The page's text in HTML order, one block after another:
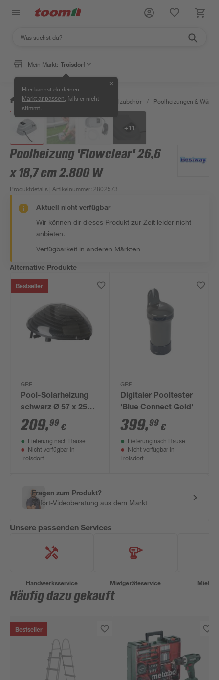
Mein Markt: Troisdorf
Hier kannst du deinen
Markt anpassen , falls er nicht
stimmt.
✕
/ Garten & Freizeit / Pools & Poolzubehör / Poolheizungen &
+11
Poolheizung 'Flowclear' 26,6
x 18,7 cm 2.800 W
Produktdetails | Artikelnummer: 2802573
Aktuell nicht verfügbar
Wir können dir dieses Produkt zur Zeit leider nicht
anbieten.
Verfügbarkeit in anderen Märkten
Alternative Produkte
Bestseller
GRE
Pool-Solarheizung
schwarz Ø 57 x 25
cm
209,99 €
Lieferung nach Hause
Nicht verfügbar in
Troisdorf
GRE
Digitaler Pooltester
'Blue Connect Gold'
399,99 €
Lieferung nach Hause
Nicht verfügbar in
Troisdorf
Fragen zum Produkt?
Sofort-Videoberatung aus dem Markt
Unsere passenden Services
Handwerksservice Mietgeräteservice
Häufig dazu gekauft
Bestseller